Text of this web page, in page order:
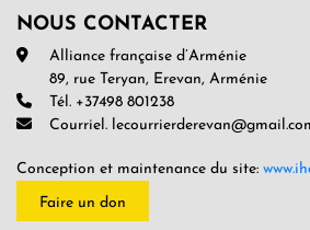
NOUS CONTACTER
Alliance française d’Arménie
89, rue Teryan, Erevan, Arménie
Tél. +37498 801238
Courriel.
Conception et maintenance du site:
Faire un don